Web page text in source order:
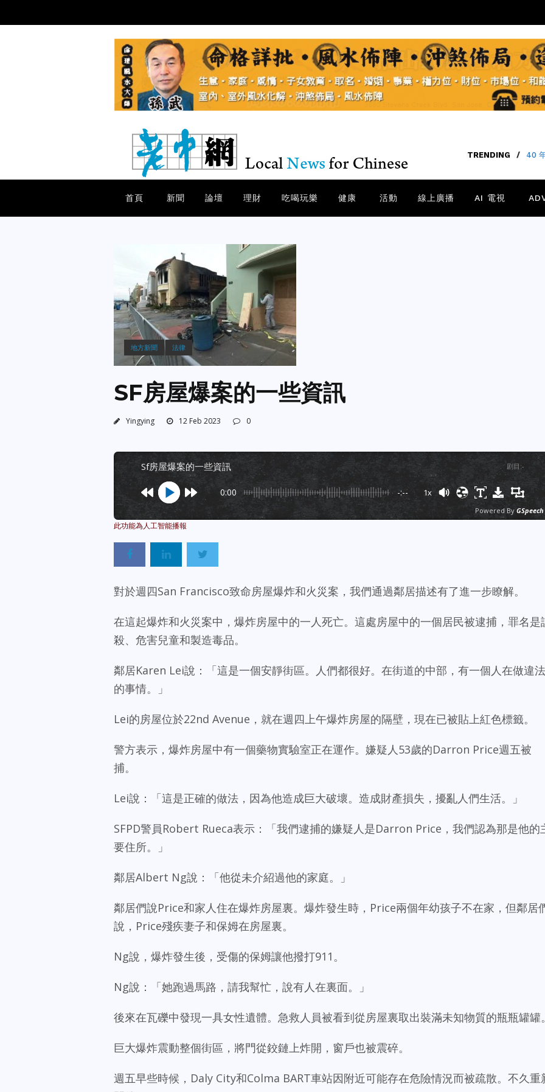
TRENDING / 【矽
首頁 新聞 論壇 理財 吃喝玩樂 健康 活動 線上廣播 AI 電視
地方新聞 法律
SF房屋爆案的一些資訊
Yingying 12 Feb 2023 0
sf房屋爆案的一些資訊 剧目 :-
0:00 -:-- 1x
Powered By GSpeech
對於週四San Francisco致命房屋爆炸和火災案，我們通過鄰居描述有了進一步瞭解。
在這起爆炸和火災案中，爆炸房屋中的一人死亡。這處房屋中的一個居民被逮捕，罪名是
殺、危害兒童和製造毒品。
鄰居Karen Lei說：「這是一個安靜街區。人們都很好。在街道的中部，有一個人在做違法
的事情。」
Lei的房屋位於22nd Avenue，就在週四上午爆炸房屋的隔壁，現在已被貼上紅色標籤。
警方表示，爆炸房屋中有一個藥物實驗室正在運作。嫌疑人53歲的Darron Price週五被
捕。
Lei說：「這是正確的做法，因為他造成巨大破壞。造成財產損失，擾亂人們生活。」
SFPD警員Robert Rueca表示：「我們逮捕的嫌疑人是Darron Price，我們認為那是他的
要住所。」
鄰居Albert Ng說：「他從未介紹過他的家庭。」
鄰居們說Price和家人住在爆炸房屋裏。爆炸發生時，Price兩個年幼孩子不在家，但鄰居
說，Price殘疾妻子和保姆在房屋裏。
Ng說，爆炸發生後，受傷的保姆讓他撥打911。
Ng說：「她跑過馬路，請我幫忙，說有人在裏面。」
後來在瓦礫中發現一具女性遺體。急救人員被看到從房屋裏取出裝滿未知物質的瓶瓶罐罐
巨大爆炸震動整個街區，將門從鉸鏈上炸開，窗戶也被震碎。
週五早些時候，Daly City和Colma BART車站因附近可能存在危險情況而被疏散。不久重